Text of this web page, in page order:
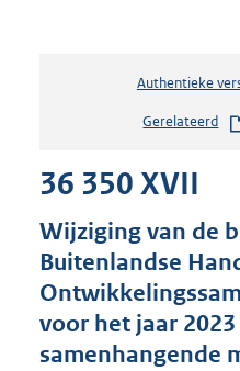
Authentieke
Gerelateerd
36 350 XVII
Wijziging van de
Buitenlandse
voor het jaar
samenhangende